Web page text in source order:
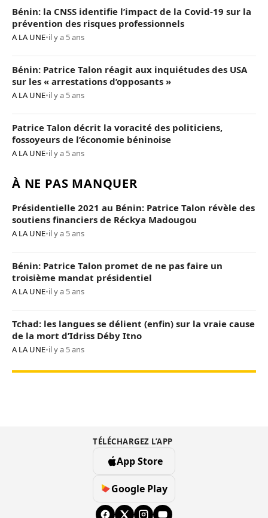
Bénin: la CNSS identifie l’impact de la Covid-19 sur la
prévention des risques professionnels
A LA UNE•il y a 5 ans
Bénin: Patrice Talon réagit aux inquiétudes des USA
sur les « arrestations d’opposants »
A LA UNE•il y a 5 ans
Patrice Talon décrit la voracité des politiciens,
fossoyeurs de l’économie béninoise
A LA UNE•il y a 5 ans
À NE PAS MANQUER
Présidentielle 2021 au Bénin: Patrice Talon révèle des
soutiens financiers de Réckya Madougou
A LA UNE•il y a 5 ans
Bénin: Patrice Talon promet de ne pas faire un
troisième mandat présidentiel
A LA UNE•il y a 5 ans
Tchad: les langues se délient (enfin) sur la vraie cause
de la mort d’Idriss Déby Itno
A LA UNE•il y a 5 ans
TÉLÉCHARGEZ L’APP
App Store
Google Play